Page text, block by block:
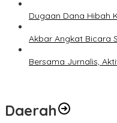
Dugaan Dana Hibah
Akbar Angkat Bicara
Bersama Jurnalis,
Daerah